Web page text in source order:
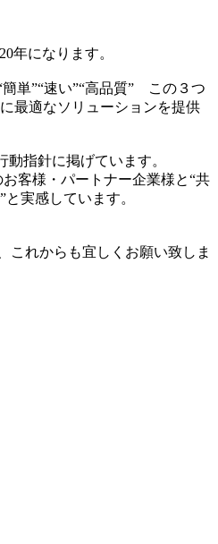
年になります。
単”“速い”“高品質” この３つ
最適なソリューションを提供
動指針に掲げています。
客様・パートナー企業様と“共
実感しています。
これからも宜しくお願い致しま